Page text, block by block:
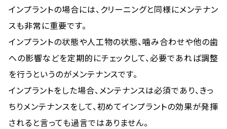
インプラントの場合には、クリーニングと同様にメンテナン
スも非常に重要です。
インプラントの状態や人工物の状態、噛み合わせや他の歯
への影響などを定期的にチェックして、必要であれば調整
を行うというのがメンテナンスです。
インプラントをした場合、メンテナンスは必須であり、きっ
ちりメンテナンスをして、初めてインプラントの効果が発揮
されると言っても過言ではありません。